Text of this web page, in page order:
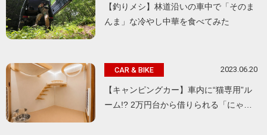
【釣りメシ】林道沿いの車中で「そのま
んま」な冷やし中華を食べてみた
CAR & BIKE 2023.06.20
【キャンピングカー】車内に“猫専用”ル
ーム!? 2万円台から借りられる「にゃ…